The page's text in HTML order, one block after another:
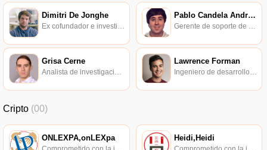
Dimitri De Jonghe
Ex cofundador e investigador principal de Ocean Protocol.
Pablo Candela Andrade
Gerente de soporte de la comunidad de Aave.
Grisa Cerne
Analista de investigación de inversiones de Lemniscap.
Lawrence Forman
Ingeniero de desarrollo de protocolo 0x.
Cripto (00)
ONLEXPA,onLEXpa Heidi,Heidi